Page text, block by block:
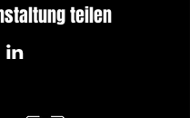
teilen